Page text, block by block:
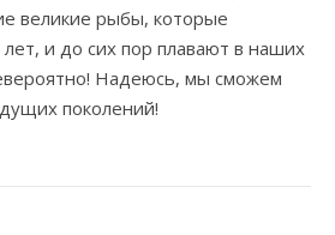
великие рыбы, которые
и до сих пор плавают в наших
Надеюсь, мы сможем
поколений!